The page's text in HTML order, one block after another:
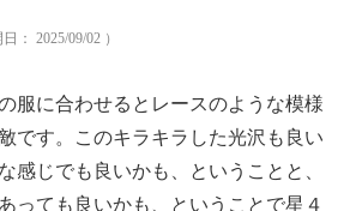
： 2025/09/02 ）
服に合わせるとレースのような模様
です。このキラキラした光沢も良い
感じでも良いかも、ということと、
っても良いかも、ということで星４